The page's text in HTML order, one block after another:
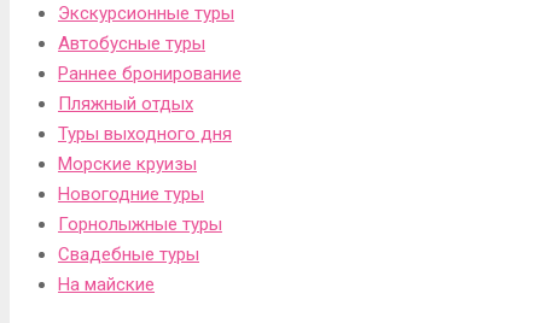
Экскурсионные туры
Автобусные туры
Раннее бронирование
Пляжный отдых
Туры выходного дня
Морские круизы
Новогодние туры
Горнолыжные туры
Свадебные туры
На майские